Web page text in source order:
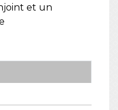
et un